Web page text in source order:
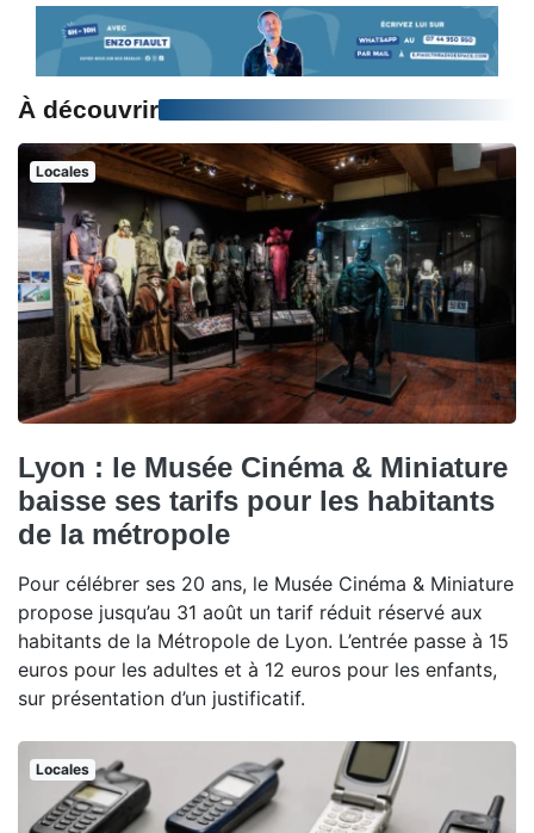
À découvrir
Locales
Lyon : le Musée Cinéma & Miniature
baisse ses tarifs pour les habitants
de la métropole
Pour célébrer ses 20 ans, le Musée Cinéma & Miniature
propose jusqu’au 31 août un tarif réduit réservé aux
habitants de la Métropole de Lyon. L’entrée passe à 15
euros pour les adultes et à 12 euros pour les enfants,
sur présentation d’un justificatif.
Locales